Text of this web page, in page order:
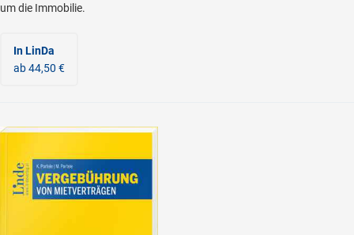
um die Immobilie.
In LinDa
ab 44,50 €